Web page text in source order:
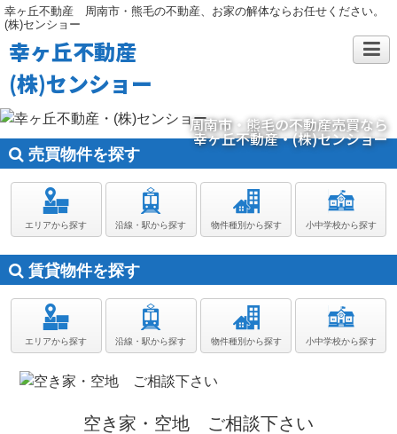
幸ヶ丘不動産 周南市・熊毛の不動産、お家の解体ならお任せください。
(株)センショー
幸ヶ丘不動産
(株)センショー
周南市・熊毛の不動産売買なら
幸ヶ丘不動産・(株)センショー
売買物件を探す
エリアから探す 沿線・駅から探す 物件種別から探す 小中学校から探す
賃貸物件を探す
エリアから探す 沿線・駅から探す 物件種別から探す 小中学校から探す
空き家・空地 ご相談下さい